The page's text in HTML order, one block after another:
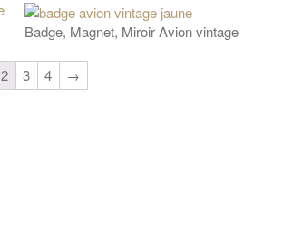
Badge, Magnet, Miroir Avion vintage
2 3 4 →